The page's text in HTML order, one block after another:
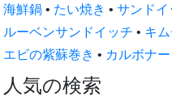
海鮮鍋 • たい焼き • サンドイ
ルーベンサンドイッチ • キ
エビの紫蘇巻き • カルボナー
人気の検索